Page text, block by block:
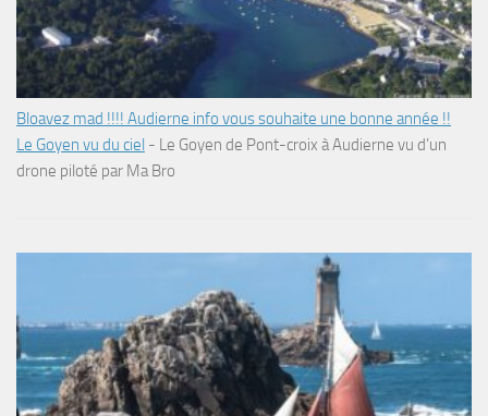
Bloavez mad !!!! Audierne info vous souhaite une bonne année !!
Le Goyen vu du ciel - Le Goyen de Pont-croix à Audierne vu d’un
drone piloté par Ma Bro